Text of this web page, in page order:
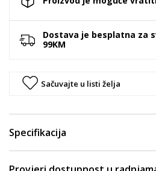
Dostava je besplatna za
99KM
Sačuvajte u listi želja
Specifikacija